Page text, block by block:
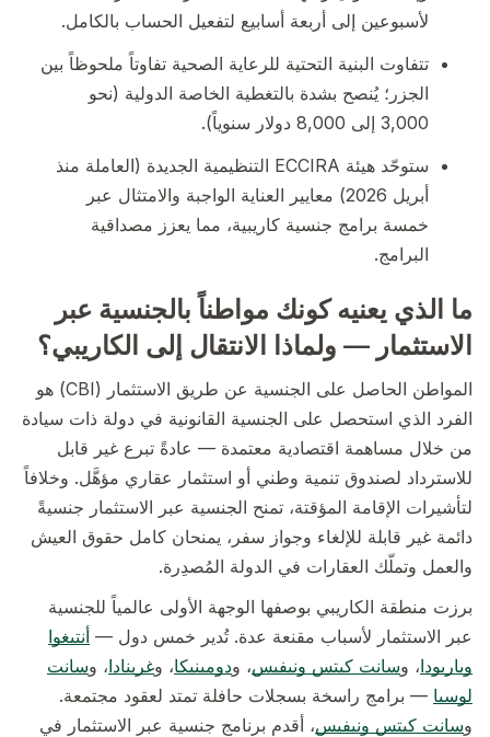
لأسبوعين إلى أربعة أسابيع لتفعيل الحساب بالكامل.
تتفاوت البنية التحتية للرعاية الصحية تفاوتاً ملحوظاً بين
الجزر؛ يُنصح بشدة بالتغطية الخاصة الدولية (نحو
3,000 إلى 8,000 دولار سنوياً).
ستوحّد هيئة ECCIRA التنظيمية الجديدة (العاملة منذ
أبريل 2026) معايير العناية الواجبة والامتثال عبر
خمسة برامج جنسية كاريبية، مما يعزز مصداقية
البرامج.
ما الذي يعنيه كونك مواطناً بالجنسية عبر
الاستثمار — ولماذا الانتقال إلى الكاريبي؟
المواطن الحاصل على الجنسية عن طريق الاستثمار (CBI) هو
الفرد الذي استحصل على الجنسية القانونية في دولة ذات سيادة
من خلال مساهمة اقتصادية معتمدة — عادةً تبرع غير قابل
للاسترداد لصندوق تنمية وطني أو استثمار عقاري مؤهَّل. وخلافاً
لتأشيرات الإقامة المؤقتة، تمنح الجنسية عبر الاستثمار جنسيةً
دائمة غير قابلة للإلغاء وجواز سفر، يمنحان كامل حقوق العيش
والعمل وتملّك العقارات في الدولة المُصدِرة.
برزت منطقة الكاريبي بوصفها الوجهة الأولى عالمياً للجنسية
عبر الاستثمار لأسباب مقنعة عدة. تُدير خمس دول — أنتيغوا
وباربودا، وسانت كيتس ونيفيس، ودومينيكا، وغرينادا، وسانت
لوسيا — برامج راسخة بسجلات حافلة تمتد لعقود مجتمعة.
وسانت كيتس ونيفيس، أقدم برنامج جنسية عبر الاستثمار في